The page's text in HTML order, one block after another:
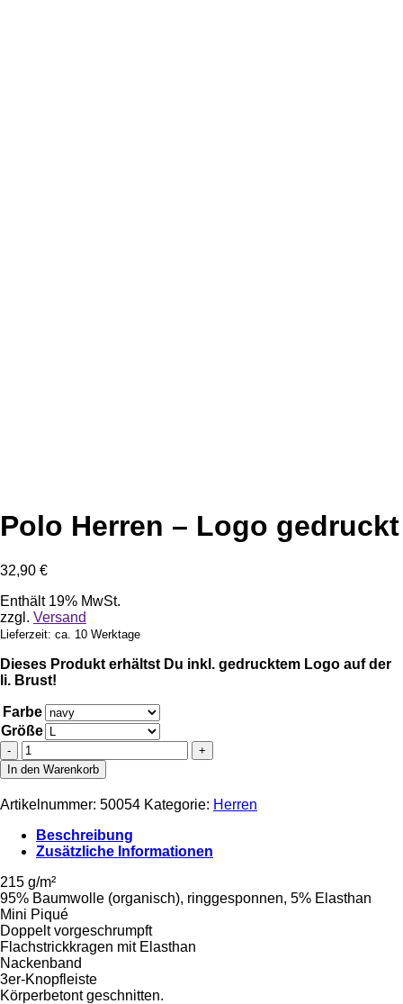
Polo Herren – Logo gedruckt
32,90 €
Enthält 19% MwSt.
zzgl. Versand
Lieferzeit: ca. 10 Werktage
Dieses Produkt erhältst Du inkl. gedrucktem Logo auf der
li. Brust!
Farbe
Größe
Polo
Herren
-
Logo
gedruckt
Menge
In den Warenkorb
Artikelnummer: 50054 Kategorie: Herren
Beschreibung
Zusätzliche Informationen
215 g/m²
95% Baumwolle (organisch), ringgesponnen, 5% Elasthan
Mini Piqué
Doppelt vorgeschrumpft
Flachstrickkragen mit Elasthan
Nackenband
3er-Knopfleiste
Körperbetont geschnitten.